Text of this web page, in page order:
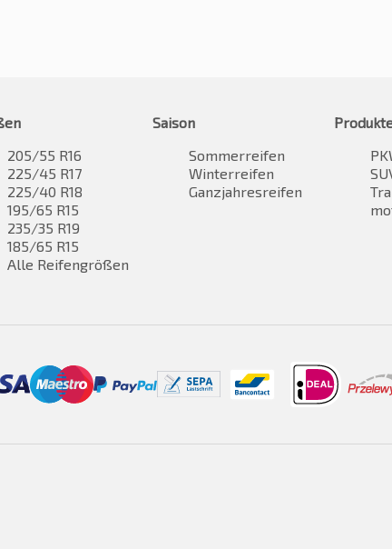
205/55 R16
225/45 R17
225/40 R18
195/65 R15
235/35 R19
185/65 R15
Alle Reifengrößen
Saison
Sommerreifen
Winterreifen
Ganzjahresreifen